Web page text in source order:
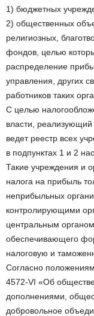
1) бюджетных
2) общественных
религиозных,
фондов, целью
распределение
управления, других
работников таких
С целью
власти, реализующий
ведет реестр всех
в подпунктах 1 и 2
Такие учреждения и
налога на прибыль
неприбыльных
контролирующими
центральным
обеспечивающего
налоговую и
Согласно
4572-VI «Об
дополнениями,
добровольное